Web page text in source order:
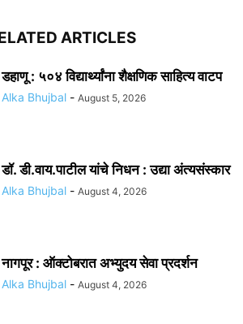
ARTICLES
डहाणू : ५०४ विद्यार्थ्यांना शैक्षणिक साहित्य वाटप
Alka Bhujbal - August 5, 2026
डॉ. डी.वाय.पाटील यांचे निधन : उद्या अंत्यसंस्कार
Alka Bhujbal - August 4, 2026
नागपूर : ऑक्टोबरात अभ्युदय सेवा प्रदर्शन
Alka Bhujbal - August 4, 2026